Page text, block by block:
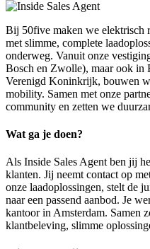
Bij 50five maken we elektrisch
met slimme, complete
onderweg. Vanuit onze
Bosch en Zwolle), maar ook in
Verenigd Koninkrijk, bouwen
mobility. Samen met onze
community en zetten we
Wat ga je doen?
Als Inside Sales Agent ben jij
klanten. Jij neemt contact op
onze laadoplossingen, stelt de
naar een passend aanbod. Je
kantoor in Amsterdam. Samen
klantbeleving, slimme